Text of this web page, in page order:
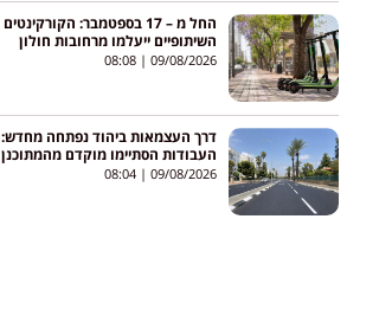
החל מ – 17 בספטמבר: הקורקינטים
השיתופיים ייעלמו מרחובות חולון
09/08/2026
08:08
דרך העצמאות ביהוד נפתחה מחדש:
העבודות הסתיימו מוקדם מהמתוכנן
והכביש פתוח בשני הכיוונים
09/08/2026
08:04